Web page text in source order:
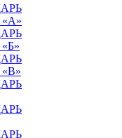
«А»
«В»